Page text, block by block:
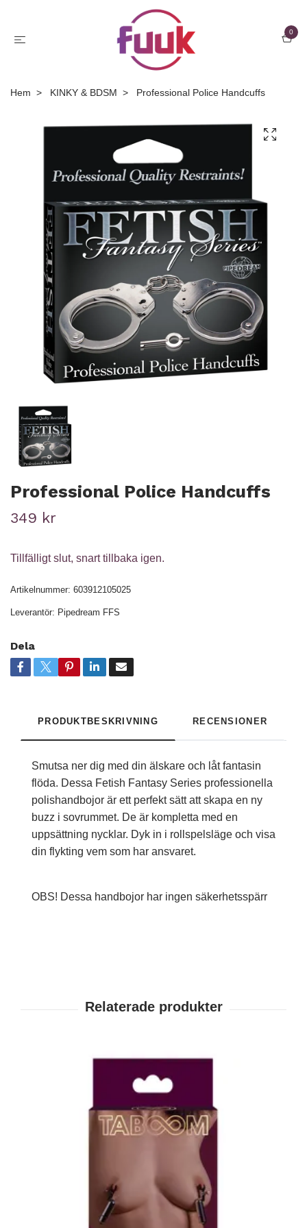
0
Hem KINKY & BDSM Professional Police Handcuffs
Professional Police Handcuffs
349 kr
Tillfälligt slut, snart tillbaka igen.
Artikelnummer: 603912105025
Leverantör: Pipedream FFS
Dela
PRODUKTBESKRIVNING RECENSIONER
Smutsa ner dig med din älskare och låt fantasin
flöda. Dessa Fetish Fantasy Series professionella
polishandbojor är ett perfekt sätt att skapa en ny
buzz i sovrummet. De är kompletta med en
uppsättning nycklar. Dyk in i rollspelsläge och visa
din flykting vem som har ansvaret.
OBS! Dessa handbojor har ingen säkerhetsspärr